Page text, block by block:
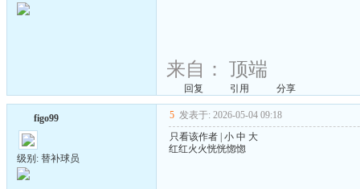
来自： 顶端
回复 引用 分享
figo99
级别: 替补球员
5 发表于: 2026-05-04 09:18
只看该作者 小 中 大
红红火火恍恍惚惚